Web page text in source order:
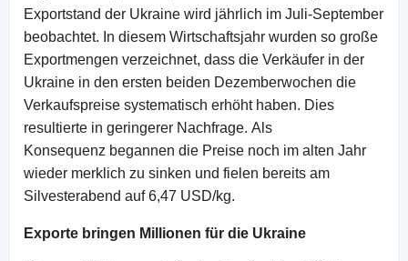
Exportstand der Ukraine wird jährlich im Juli-September
beobachtet. In diesem Wirtschaftsjahr wurden so große
Exportmengen verzeichnet, dass die Verkäufer in der
Ukraine in den ersten beiden Dezemberwochen die
Verkaufspreise systematisch erhöht haben. Dies
resultierte in geringerer Nachfrage. Als
Konsequenz begannen die Preise noch im alten Jahr
wieder merklich zu sinken und fielen bereits am
Silvesterabend auf 6,47 USD/kg.
Exporte bringen Millionen für die Ukraine